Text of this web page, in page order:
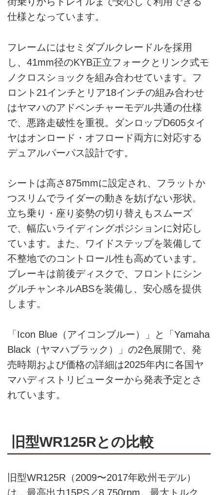
仕様となっています。
フレームにはセミダブルクレードルを採用
し、41mm径のKYB正立フォークとリンク式モ
ノクロスショックを組み合わせています。フ
ロント21インチとリア18インチの組み合わせ
はヤマハのアドベンチャーモデル共通の仕様
で、悪路走破性を重視。ダンロップD605タイ
ヤはオンロード・オフロード両方に対応する
デュアルパーパス設計です。
シートは高さ875mmに設定され、フラットか
つスリムでライダーの動きを妨げない形状。
立ち乗り・座り姿勢の切り替えもスムーズ
で、幅広いライディングポジションに対応し
ています。また、ワイドステップを装備して
不整地でのコントロール性も高めています。
ブレーキは前後ディスクで、フロントにシン
グルチャンネルABSを装備し、安心感を提供
します。
「Icon Blue（アイコンブルー）」と「Yamaha
Black（ヤマハブラック）」の2色展開で、発
売時期および価格の詳細は2025年内に各国ヤ
マハディストリビューターから発表予定とさ
れています。
旧型WR125Rとの比較
旧型WR125R（2009〜2017年欧州モデル）
は、最高出力15PS／8,750rpm、最大トルク